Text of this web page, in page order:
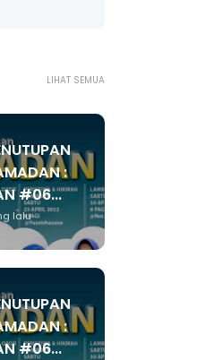
LIHAT SEMUA
:
#06...
lalu
:
#06...